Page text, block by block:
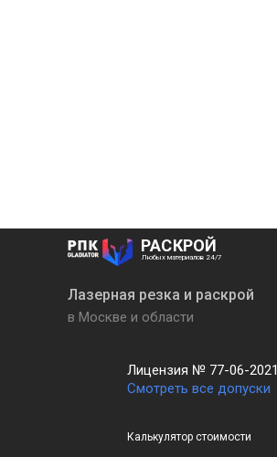
Лазерная резка и раскрой
Любых материалов 24/7
РАСКРОЙ
в Москве и области
Лицензия № 77-06-2021
Смотреть все допуски
Калькулятор стоимости